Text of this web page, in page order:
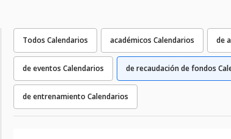
Todos Calendarios académicos Calendarios de
de eventos Calendarios de recaudación de fondos
de entrenamiento Calendarios